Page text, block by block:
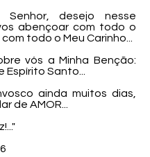
Senhor, desejo nesse
abençoar com todo o
todo o Meu Carinho...
vós a Minha Benção:
Espírito Santo...
ainda muitos dias,
de AMOR...